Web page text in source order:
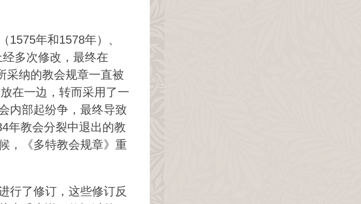
1575年和1578年）、
多次修改，最终在
采纳的教会规章一直被
在一边，转而采用了一
内部起纷争，最终导致
年教会分裂中退出的教
，《多特教会规章》重
行了修订，这些修订反